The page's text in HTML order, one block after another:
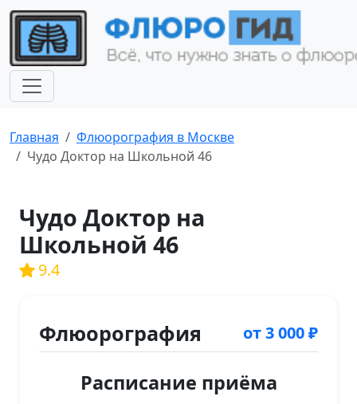
Главная
Флюорография в Москве
Чудо Доктор на Школьной 46
Чудо Доктор на
Школьной 46
9.4
Флюорография от 3 000 ₽
Расписание приёма